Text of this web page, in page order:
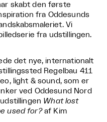
skabt den første
fra Oddesunds
Vi
fra udstillingen.
det nye, internationalt
Regelbau 411
light & sound, som er
ved Oddesund Nord
What lost
used for?af Kim